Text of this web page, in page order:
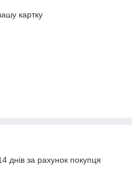
картку
днів за рахунок покупця